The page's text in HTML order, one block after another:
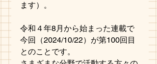
ます）。
令和４年8月から始まった連載で
今回（2024/10/22）が第100回目
とのことです。